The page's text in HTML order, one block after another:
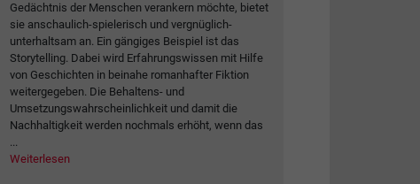
Gedächtnis der Menschen verankern möchte, bietet
sie anschaulich-spielerisch und vergnüglich-
unterhaltsam an. Ein gängiges Beispiel ist das
Storytelling. Dabei wird Erfahrungswissen mit Hilfe
von Geschichten in beinahe romanhafter Fiktion
weitergegeben. Die Behaltens- und
Umsetzungswahrscheinlichkeit und damit die
Nachhaltigkeit werden nochmals erhöht, wenn das
...
Weiterlesen